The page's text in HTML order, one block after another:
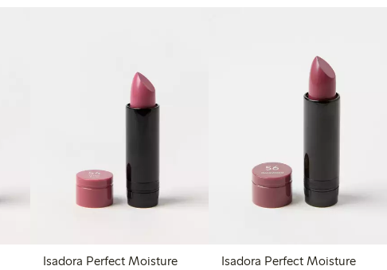
Isadora Perfect Moisture
Isadora Perfect Moisture